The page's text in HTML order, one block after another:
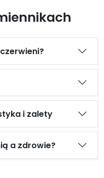
i zalety
a zdrowie?